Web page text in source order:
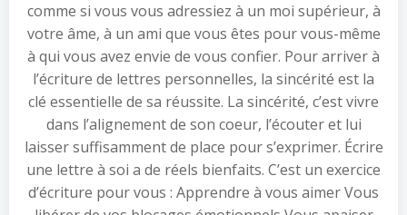
comme si vous vous adressiez à un moi supérieur, à
votre âme, à un ami que vous êtes pour vous-même
à qui vous avez envie de vous confier. Pour arriver à
l’écriture de lettres personnelles, la sincérité est la
clé essentielle de sa réussite. La sincérité, c’est vivre
dans l’alignement de son coeur, l’écouter et lui
laisser suffisamment de place pour s’exprimer. Écrire
une lettre à soi a de réels bienfaits. C’est un exercice
d’écriture pour vous : Apprendre à vous aimer Vous